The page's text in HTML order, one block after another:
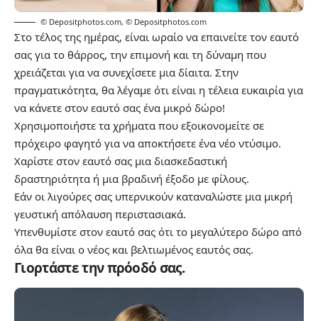
© Depositphotos.com, © Depositphotos.com
Στο τέλος της ημέρας, είναι ωραίο να επαινείτε τον εαυτό
σας για το θάρρος, την επιμονή και τη δύναμη που
χρειάζεται για να συνεχίσετε μια δίαιτα. Στην
πραγματικότητα, θα λέγαμε ότι είναι η τέλεια ευκαιρία για
να κάνετε στον εαυτό σας ένα μικρό δώρο!
Χρησιμοποιήστε τα χρήματα που εξοικονομείτε σε
πρόχειρο φαγητό για να αποκτήσετε ένα νέο ντύσιμο.
Χαρίστε στον εαυτό σας μια διασκεδαστική
δραστηριότητα ή μια βραδινή έξοδο με φίλους.
Εάν οι λιγούρες σας υπερνικούν καταναλώστε μια μικρή
γευστική απόλαυση περιστασιακά.
Υπενθυμίστε στον εαυτό σας ότι το μεγαλύτερο δώρο από
όλα θα είναι ο νέος και βελτιωμένος εαυτός σας.
Γιορτάστε την πρόοδό σας.